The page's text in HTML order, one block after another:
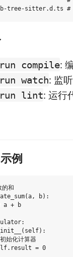
compile:
watch: 监
run lint: 运行
例
和
b):
a + b
始化计算器